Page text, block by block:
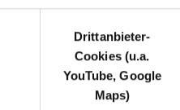
Drittanbieter-
Cookies (u.a.
YouTube, Google
Maps)